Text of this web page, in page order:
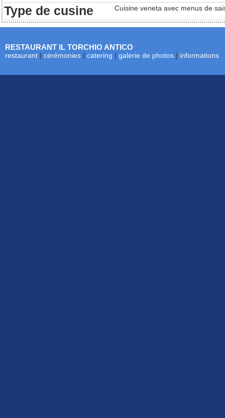
Type de cusine Cuisine veneta avec menus de
RESTAURANT IL TORCHIO ANTICO
restaurant | cérémonies | catering | galerie de photos | informations